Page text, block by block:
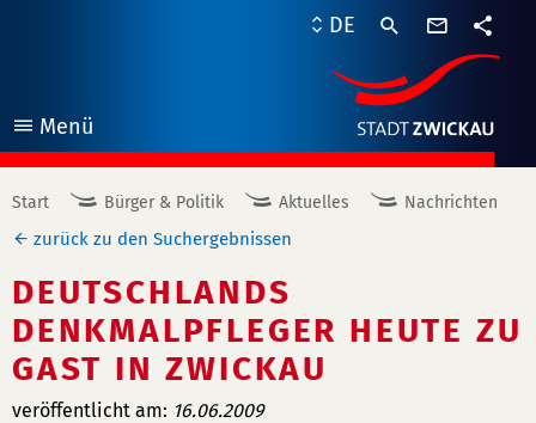
Menü
öffnen
DE
Start Bürger & Politik Aktuelles Nachrichten
zurück zu den Suchergebnissen
DEUTSCHLANDS
DENKMALPFLEGER HEUTE ZU
GAST IN ZWICKAU
veröffentlicht am: 16.06.2009